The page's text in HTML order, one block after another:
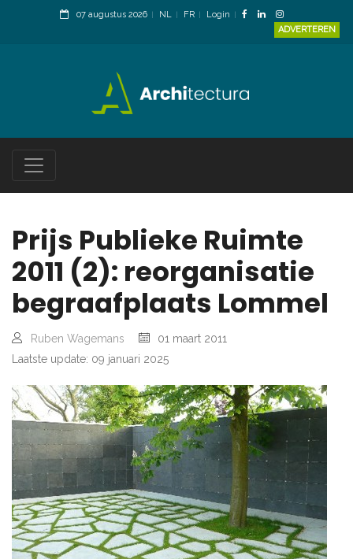
07 augustus 2026 NL FR
Login
ADVERTEREN
Prijs Publieke Ruimte
2011 (2): reorganisatie
begraafplaats Lommel
Ruben Wagemans
01 maart 2011
Laatste update: 09 januari 2025